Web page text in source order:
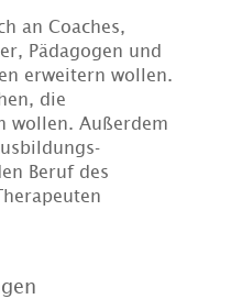
an Coaches,
Pädagogen und
erweitern wollen.
die
wollen. Außerdem
Beruf des